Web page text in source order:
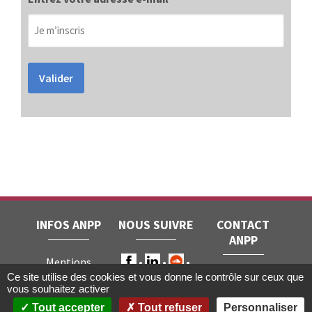
Valider
INFOS ANPP
Mentions
légales RGPD
Contact
NOUS SUIVRE
CONTACT
ANPP
ANPP • 22, rue
Ce site utilise des cookies et vous donne le contrôle sur ceux que
vous souhaitez activer
Tout accepter
Tout refuser Personnaliser